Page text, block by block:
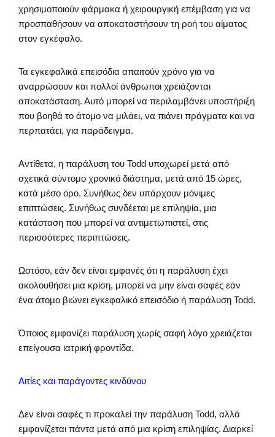
χρησιμοποιούν φάρμακα ή χειρουργική επέμβαση για να
προσπαθήσουν να αποκαταστήσουν τη ροή του αίματος
στον εγκέφαλο.
Τα εγκεφαλικά επεισόδια απαιτούν χρόνο για να
αναρρώσουν και πολλοί άνθρωποι χρειάζονται
αποκατάσταση. Αυτό μπορεί να περιλαμβάνει υποστήριξη
που βοηθά το άτομο να μιλάει, να πιάνει πράγματα και να
περπατάει, για παράδειγμα.
Αντίθετα, η παράλυση του Todd υποχωρεί μετά από
σχετικά σύντομο χρονικό διάστημα, μετά από 15 ώρες,
κατά μέσο όρο. Συνήθως δεν υπάρχουν μόνιμες
επιπτώσεις. Συνήθως συνδέεται με επιληψία, μια
κατάσταση που μπορεί να αντιμετωπιστεί, στις
περισσότερες περιπτώσεις.
Ωστόσο, εάν δεν είναι εμφανές ότι η παράλυση έχει
ακολουθήσει μια κρίση, μπορεί να μην είναι σαφές εάν
ένα άτομο βιώνει εγκεφαλικό επεισόδιο ή παράλυση Todd.
Όποιος εμφανίζει παράλυση χωρίς σαφή λόγο χρειάζεται
επείγουσα ιατρική φροντίδα.
Αιτίες και παράγοντες κινδύνου
Δεν είναι σαφές τι προκαλεί την παράλυση Todd, αλλά
εμφανίζεται πάντα μετά από μια κρίση επιληψίας. Διαρκεί